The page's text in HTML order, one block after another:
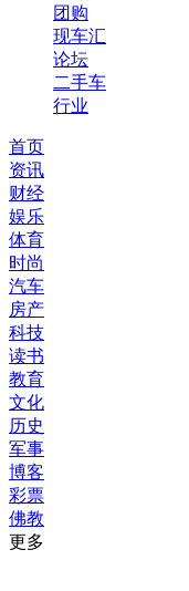
团购
现车汇
论坛
二手车
行业
首页
资讯
财经
娱乐
体育
时尚
汽车
房产
科技
读书
教育
文化
历史
军事
博客
彩票
佛教
更多